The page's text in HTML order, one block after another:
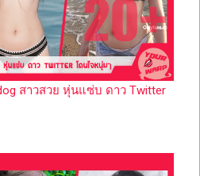
สาวสวย หุ่นแซ่บ ดาว Twitter